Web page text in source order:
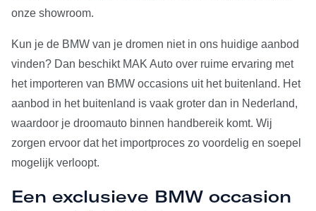
onze showroom.
Kun je de BMW van je dromen niet in ons huidige aanbod
vinden? Dan beschikt MAK Auto over ruime ervaring met
het importeren van BMW occasions uit het buitenland. Het
aanbod in het buitenland is vaak groter dan in Nederland,
waardoor je droomauto binnen handbereik komt. Wij
zorgen ervoor dat het importproces zo voordelig en soepel
mogelijk verloopt.
Een exclusieve BMW occasion